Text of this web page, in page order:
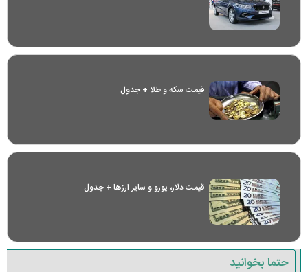
قیمت سکه و طلا + جدول
قیمت دلار، یورو و سایر ارز‌ها + جدول
حتما بخوانید